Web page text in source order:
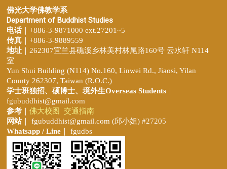
佛光大学佛教学系
Department of Buddhist Studies
电话 ｜+886-3-9871000 ext.27201~5
传真 ｜+886-3-9889559
地址 ｜262307宜兰县礁溪乡林美村林尾路160号 云水轩 N114
室
Yun Shui Building (N114) No.160, Linwei Rd., Jiaosi, Yilan
County 262307, Taiwan (R.O.C.)
学士班独招、 硕博士、境外生Overseas Students
fgubuddhist@gmail.com
参考
佛大校图
交通指南
网站｜ fgubuddhist@gmail.com (邱小姐) #27205
Whatsapp / Line ｜ fgudbs